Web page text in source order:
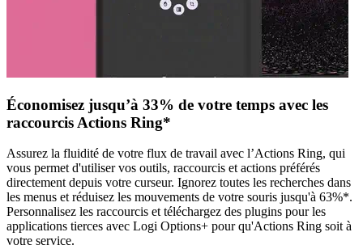
Économisez jusqu’à 33% de votre temps avec les
raccourcis Actions Ring*
Assurez la fluidité de votre flux de travail avec l’Actions Ring, qui
vous permet d'utiliser vos outils, raccourcis et actions préférés
directement depuis votre curseur. Ignorez toutes les recherches dans
les menus et réduisez les mouvements de votre souris jusqu'à 63%*.
Personnalisez les raccourcis et téléchargez des plugins pour les
applications tierces avec Logi Options+ pour qu'Actions Ring soit à
votre service.